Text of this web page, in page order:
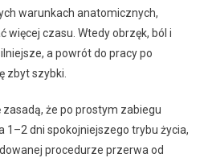
warunkach anatomicznych,
czasu. Wtedy obrzęk, ból i
a powrót do pracy po
zbyt szybki.
że po prostym zabiegu
dni spokojniejszego trybu życia,
procedurze przerwa od